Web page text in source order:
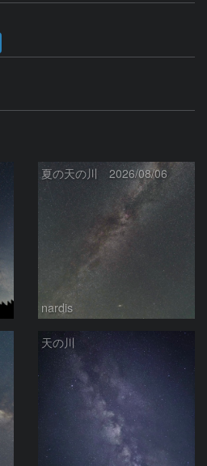
夏の天の川 2026/08/06
nardis
天の川